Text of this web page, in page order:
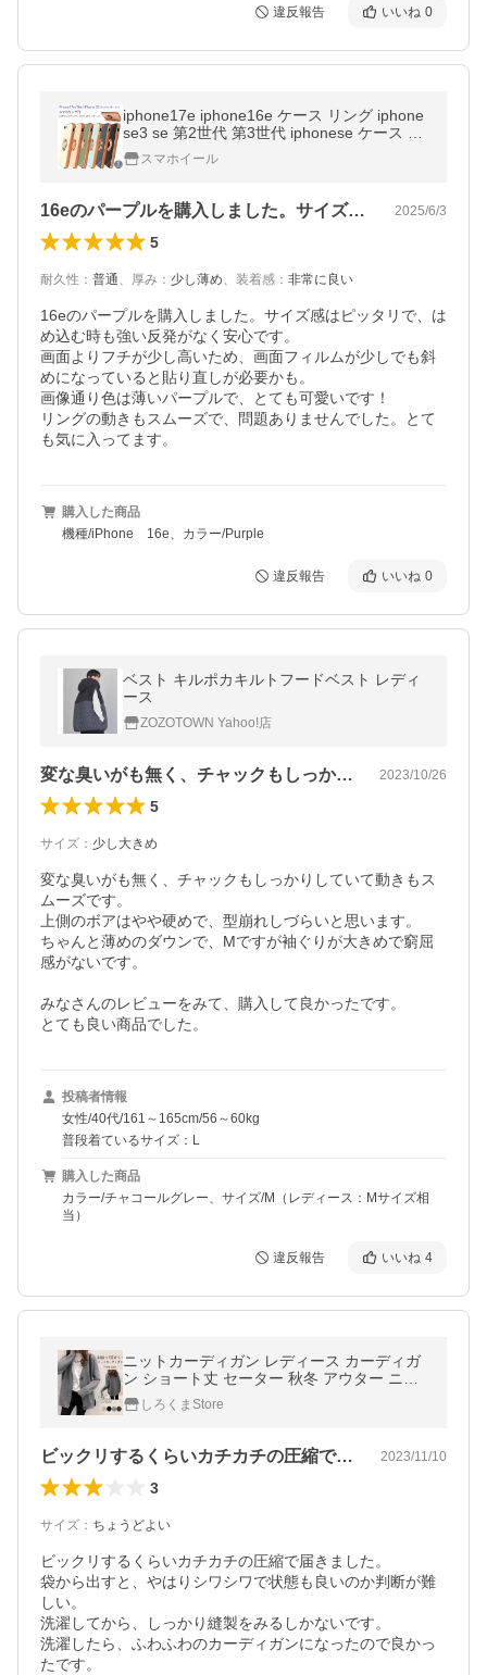
違反報告 いいね 0
iphone17e iphone16e ケース リング iphone
se3 se 第2世代 第3世代 iphonese ケース 第
三世代 カバー iphonese3 スマホケース アイ
フォンse おしゃれ かわいい
スマホイール
16eのパープルを購入しました。サイズ… 2025/6/3
5
耐久性 ： 普通、 厚み ： 少し薄め、 装着感 ： 非常に良い
16eのパープルを購入しました。サイズ感はピッタリで、は
め込む時も強い反発がなく安心です。
画面よりフチが少し高いため、画面フィルムが少しでも斜
めになっていると貼り直しが必要かも。
画像通り色は薄いパープルで、とても可愛いです！
リングの動きもスムーズで、問題ありませんでした。とて
も気に入ってます。
購入した商品
機種/iPhone 16e、カラー/Purple
違反報告 いいね 0
ベスト キルポカキルトフードベスト レディ
ース
ZOZOTOWN Yahoo!店
変な臭いがも無く、チャックもしっかりし… 2023/10/26
5
サイズ ： 少し大きめ
変な臭いがも無く、チャックもしっかりしていて動きもス
ムーズです。
上側のボアはやや硬めで、型崩れしづらいと思います。
ちゃんと薄めのダウンで、Mですが袖ぐりが大きめで窮屈
感がないです。
みなさんのレビューをみて、購入して良かったです。
とても良い商品でした。
投稿者情報
女性/40代/161～165cm/56～60kg
普段着ているサイズ：L
購入した商品
カラー/チャコールグレー、サイズ/M（レディース：Mサイズ相
当）
違反報告 いいね 4
ニットカーディガン レディース カーディガ
ン ショート丈 セーター 秋冬 アウター ニッ
ト 羽織り ライトアウター 暖かい 防寒 韓国
風 しろくまStore
ビックリするくらいカチカチの圧縮で届き… 2023/11/10
3
サイズ ： ちょうどよい
ビックリするくらいカチカチの圧縮で届きました。
袋から出すと、やはりシワシワで状態も良いのか判断が難
しい。
洗濯してから、しっかり縫製をみるしかないです。
洗濯したら、ふわふわのカーディガンになったので良かっ
たです。